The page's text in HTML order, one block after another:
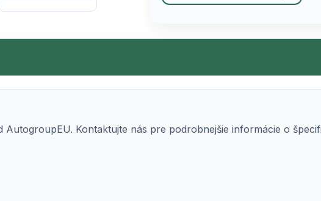
Kontaktujte nás pre podrobnejšie informácie o